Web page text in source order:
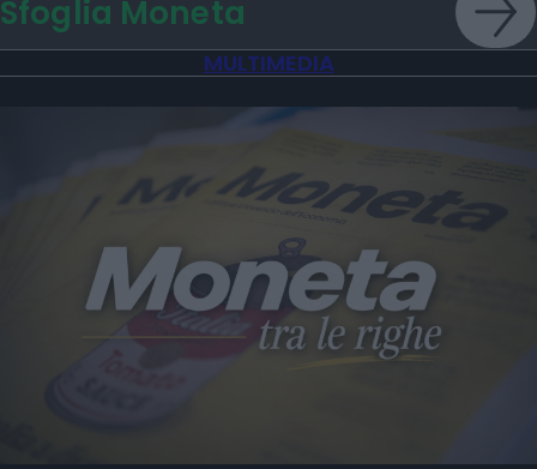
Sfoglia Moneta
MULTIMEDIA